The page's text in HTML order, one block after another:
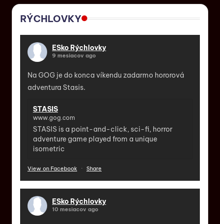
RÝCHLOVKY
ESko Rýchlovky
9 mesiacov ago
Na GOG je do konca víkendu zadarmo hororová
adventura Stasis.
STASIS
www.gog.com
STASIS is a point-and-click, sci-fi, horror
adventure game played from a unique
isometric
View on Facebook · Share
ESko Rýchlovky
10 mesiacov ago